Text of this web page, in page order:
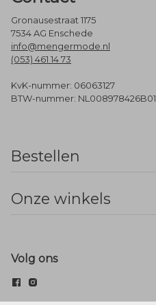
Gronausestraat 1175
7534 AG Enschede
info@mengermode.nl
(053) 461 14 73
KvK-nummer: 06063127
BTW-nummer: NL008978426B01
Bestellen
Onze winkels
Volg ons